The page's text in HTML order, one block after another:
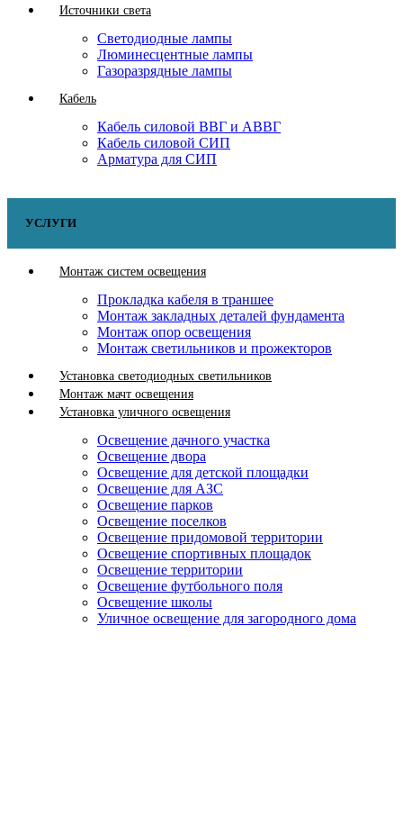
Источники света
Светодиодные лампы
Люминесцентные лампы
Газоразрядные лампы
Кабель
Кабель силовой ВВГ и АВВГ
Кабель силовой СИП
Арматура для СИП
УСЛУГИ
Монтаж систем освещения
Прокладка кабеля в траншее
Монтаж закладных деталей фундамента
Монтаж опор освещения
Монтаж светильников и прожекторов
Установка светодиодных светильников
Монтаж мачт освещения
Установка уличного освещения
Освещение дачного участка
Освещение двора
Освещение для детской площадки
Освещение для АЗС
Освещение парков
Освещение поселков
Освещение придомовой территории
Освещение спортивных площадок
Освещение территории
Освещение футбольного поля
Освещение школы
Уличное освещение для загородного дома